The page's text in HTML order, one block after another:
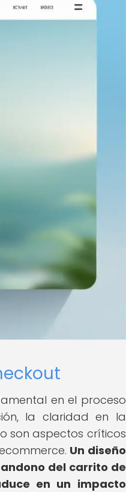
en el proceso
la claridad en la
son aspectos críticos
Un diseño
del carrito de
en un impacto